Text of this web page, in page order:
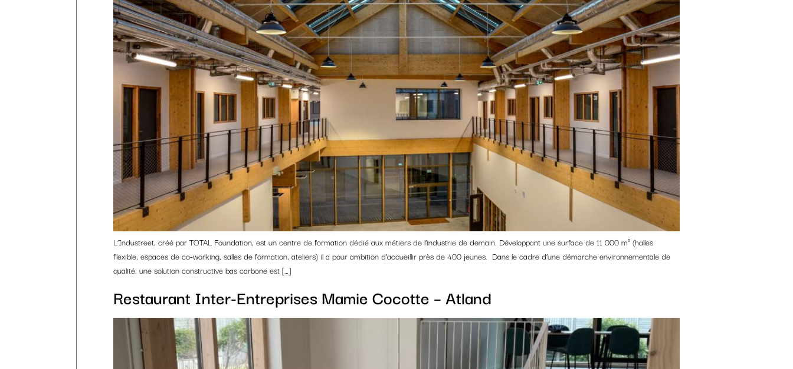
L’Industreet, créé par TOTAL Foundation, est un centre de formation dédié aux métiers de l’industrie de demain. Développant une surface de 11 000 m² (halles
flexible, espaces de co-working, salles de formation, ateliers) il a pour ambition d’accueillir près de 400 jeunes. Dans le cadre d’une démarche environnementale de
qualité, une solution constructive bas carbone est […]
Restaurant Inter-Entreprises Mamie Cocotte – Atland